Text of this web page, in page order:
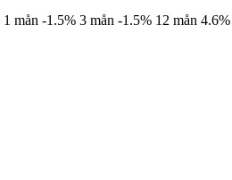
1 mån -1.5% 3 mån -1.5% 12 mån 4.6%